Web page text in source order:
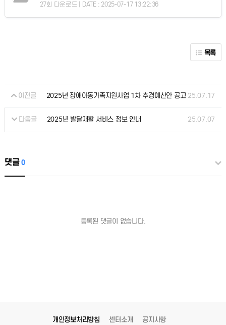
27회 다운로드 | DATE : 2025-07-17 13:22:36
목록
이전글 2025년 장애아동가족지원사업 1차 추경예산안 공고 25.07.17
다음글 2025년 발달재활 서비스 정보 안내 25.07.07
댓글0
등록된 댓글이 없습니다.
개인정보처리방침 센터소개 공지사항